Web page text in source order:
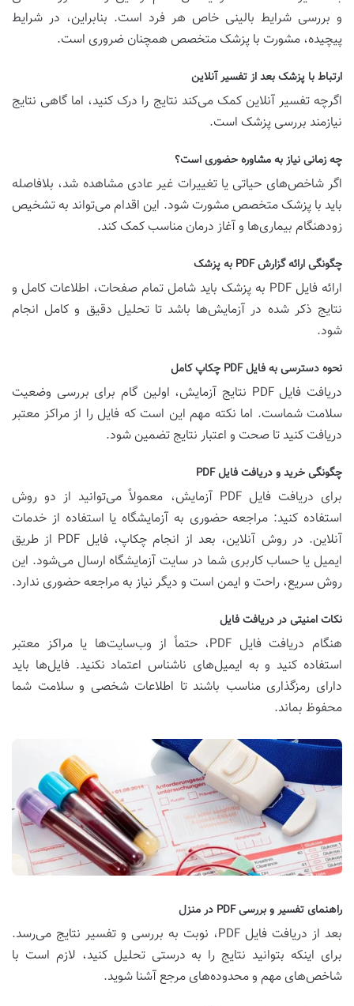
و بررسی شرایط بالینی خاص هر فرد است. بنابراین، در شرایط
پیچیده، مشورت با پزشک متخصص همچنان ضروری است.
ارتباط با پزشک بعد از تفسیر آنلاین
اگرچه تفسیر آنلاین کمک می‌کند نتایج را درک کنید، اما گاهی نتایج
نیازمند بررسی پزشک است.
چه زمانی نیاز به مشاوره حضوری است؟
اگر شاخص‌های حیاتی یا تغییرات غیر عادی مشاهده شد، بلافاصله
باید با پزشک متخصص مشورت شود. این اقدام می‌تواند به تشخیص
زودهنگام بیماری‌ها و آغاز درمان مناسب کمک کند.
چگونگی ارائه گزارش PDF به پزشک
ارائه فایل PDF به پزشک باید شامل تمام صفحات، اطلاعات کامل و
نتایج ذکر شده در آزمایش‌ها باشد تا تحلیل دقیق و کامل انجام
شود.
نحوه دسترسی به فایل PDF چکاپ کامل
دریافت فایل PDF نتایج آزمایش، اولین گام برای بررسی وضعیت
سلامت شماست. اما نکته مهم این است که فایل را از مراکز معتبر
دریافت کنید تا صحت و اعتبار نتایج تضمین شود.
چگونگی خرید و دریافت فایل PDF
برای دریافت فایل PDF آزمایش، معمولاً می‌توانید از دو روش
استفاده کنید: مراجعه حضوری به آزمایشگاه یا استفاده از خدمات
آنلاین. در روش آنلاین، بعد از انجام چکاپ، فایل PDF از طریق
ایمیل یا حساب کاربری شما در سایت آزمایشگاه ارسال می‌شود. این
روش سریع، راحت و ایمن است و دیگر نیاز به مراجعه حضوری ندارد.
نکات امنیتی در دریافت فایل
هنگام دریافت فایل PDF، حتماً از وب‌سایت‌ها یا مراکز معتبر
استفاده کنید و به ایمیل‌های ناشناس اعتماد نکنید. فایل‌ها باید
دارای رمزگذاری مناسب باشند تا اطلاعات شخصی و سلامت شما
محفوظ بماند.
راهنمای تفسیر و بررسی PDF در منزل
بعد از دریافت فایل PDF، نوبت به بررسی و تفسیر نتایج می‌رسد.
برای اینکه بتوانید نتایج را به درستی تحلیل کنید، لازم است با
شاخص‌های مهم و محدوده‌های مرجع آشنا شوید.